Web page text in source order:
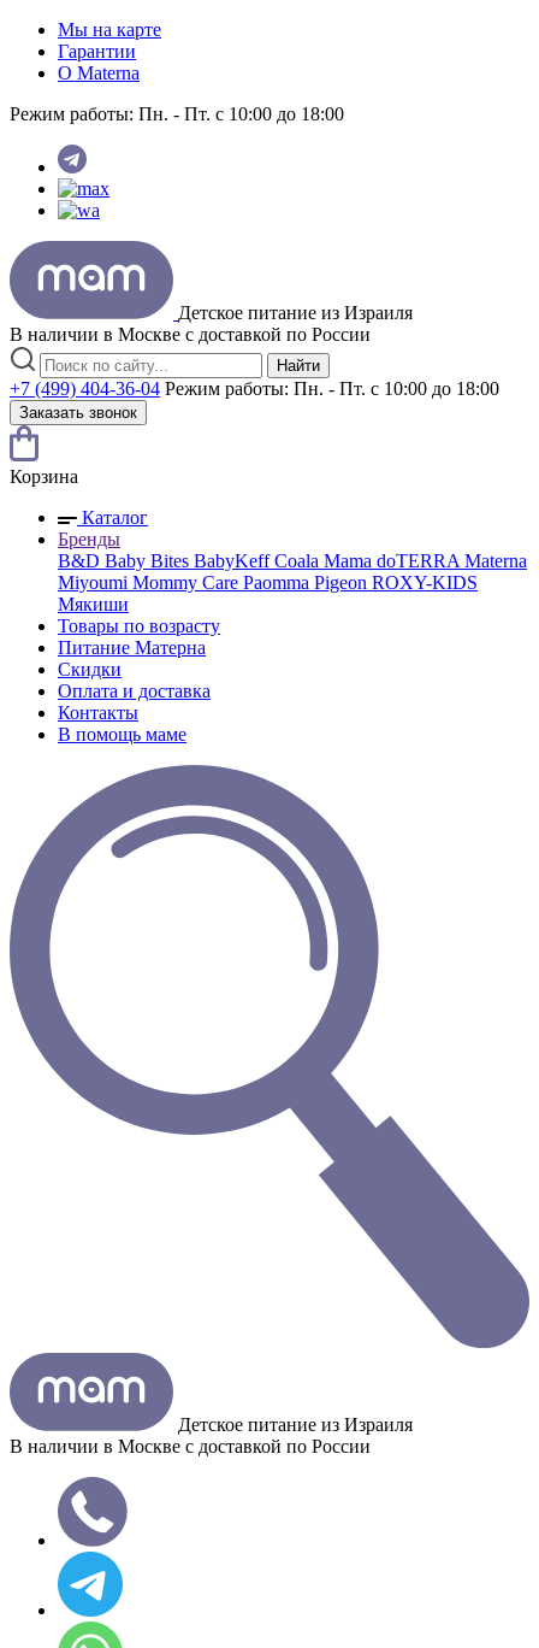
Мы на карте
Гарантии
O Materna
Режим работы: Пн. - Пт. с 10:00 до 18:00
Детское питание из Израиля
В наличии в Москве с доставкой по России
Найти
+7 (499) 404-36-04 Режим работы: Пн. - Пт. с 10:00 до 18:00
Заказать звонок
Корзина
Каталог
Бренды
B&D Baby Bites BabyKeffCoala Mama doTERRA Materna
Miyoumi Mommy Care Paomma Pigeon ROXY-KIDS
Мякиши
Товары по возрасту
Питание Матерна
Скидки
Оплата и доставка
Контакты
В помощь маме
Детское питание из Израиля
В наличии в Москве с доставкой по России